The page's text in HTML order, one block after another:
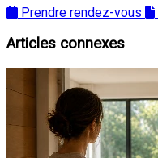
Prendre rendez-vous
Articles connexes